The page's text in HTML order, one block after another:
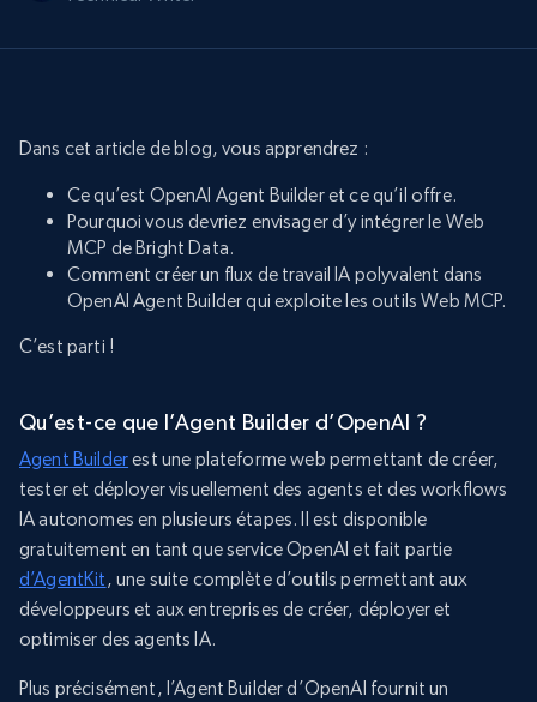
Dans cet article de blog, vous apprendrez :
Ce qu’est OpenAI Agent Builder et ce qu’il offre.
Pourquoi vous devriez envisager d’y intégrer le Web
MCP de Bright Data.
Comment créer un flux de travail IA polyvalent dans
OpenAI Agent Builder qui exploite les outils Web MCP.
C’est parti !
Qu’est-ce que l’Agent Builder d’OpenAI ?
Agent Builderest une plateforme web permettant de créer,
tester et déployer visuellement des agents et des workflows
IA autonomes en plusieurs étapes. Il est disponible
gratuitement en tant que service OpenAI et fait partie
d’AgentKit, une suite complète d’outils permettant aux
développeurs et aux entreprises de créer, déployer et
optimiser des agents IA.
Plus précisément, l’Agent Builder d’OpenAI fournit un